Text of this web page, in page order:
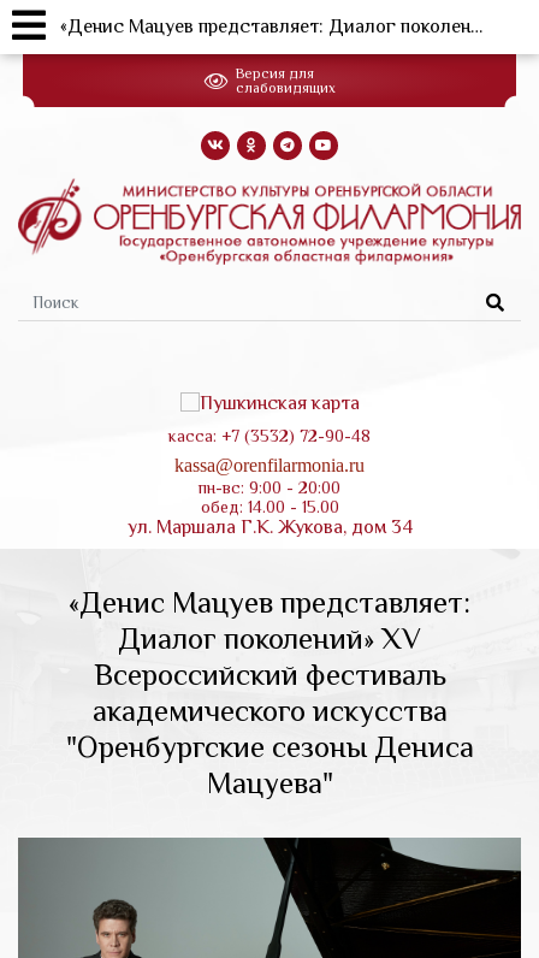
Перейти
основному
Форма
поиска
касса: +7 (3532) 72-90-48
kassa@orenfilarmonia.ru
пн-вс: 9:00 - 20:00
обед: 14.00 - 15.00
ул. Маршала Г.К. Жукова, дом 34
Версия для
слабовидящих
«Денис Мацуев представляет:
Диалог поколений» XV
Всероссийский фестиваль
академического искусства
"Оренбургские сезоны Дениса
Мацуева"
«Денис Мацуев представляет: Диалог поколений» XV Всероссийский фестиваль академического искусства "Оренбургские сезоны Дениса Мацуева"